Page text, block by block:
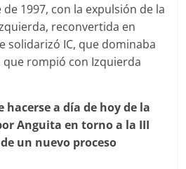
1997, con la expulsión de la
reconvertida en
solidarizó IC, que dominaba
que rompió con Izquierda
hacerse a día de hoy de la
Anguita en torno a la III
un nuevo proceso